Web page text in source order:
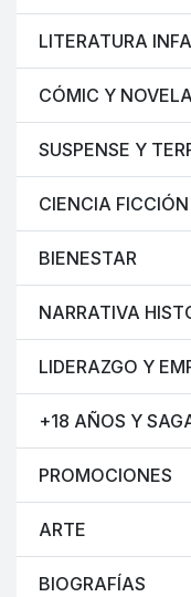
LITERATURA
CÓMIC Y
SUSPENSE Y
CIENCIA
BIENESTAR
NARRATIVA
LIDERAZGO Y
+18 AÑOS Y
PROMOCIONES
ARTE
BIOGRAFÍAS